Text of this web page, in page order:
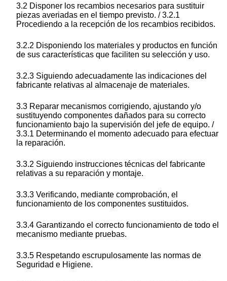
3.2 Disponer los recambios necesarios para sustituir
piezas averiadas en el tiempo previsto. / 3.2.1
Procediendo a la recepción de los recambios recibidos.
3.2.2 Disponiendo los materiales y productos en función
de sus características que faciliten su selección y uso.
3.2.3 Siguiendo adecuadamente las indicaciones del
fabricante relativas al almacenaje de materiales.
3.3 Reparar mecanismos corrigiendo, ajustando y/o
sustituyendo componentes dañados para su correcto
funcionamiento bajo la supervisión del jefe de equipo. /
3.3.1 Determinando el momento adecuado para efectuar
la reparación.
3.3.2 Siguiendo instrucciones técnicas del fabricante
relativas a su reparación y montaje.
3.3.3 Verificando, mediante comprobación, el
funcionamiento de los componentes sustituidos.
3.3.4 Garantizando el correcto funcionamiento de todo el
mecanismo mediante pruebas.
3.3.5 Respetando escrupulosamente las normas de
Seguridad e Higiene.